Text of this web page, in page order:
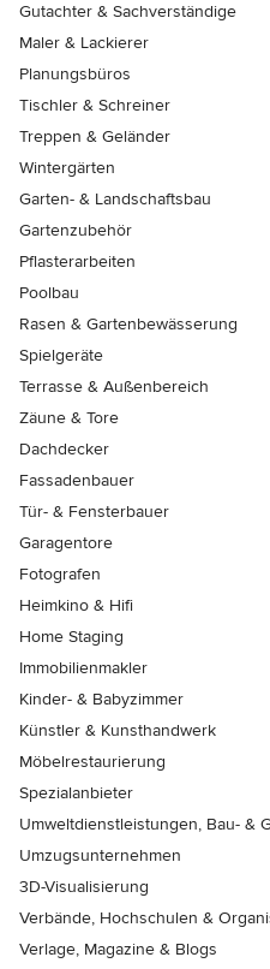
Gutachter & Sachverständige
Maler & Lackierer
Planungsbüros
Tischler & Schreiner
Treppen & Geländer
Wintergärten
Garten- & Landschaftsbau
Gartenzubehör
Pflasterarbeiten
Poolbau
Rasen & Gartenbewässerung
Spielgeräte
Terrasse & Außenbereich
Zäune & Tore
Dachdecker
Fassadenbauer
Tür- & Fensterbauer
Garagentore
Fotografen
Heimkino & Hifi
Home Staging
Immobilienmakler
Kinder- & Babyzimmer
Künstler & Kunsthandwerk
Möbelrestaurierung
Spezialanbieter
Umweltdienstleistungen, Bau- &
Umzugsunternehmen
3D-Visualisierung
Verbände, Hochschulen &
Verlage, Magazine & Blogs